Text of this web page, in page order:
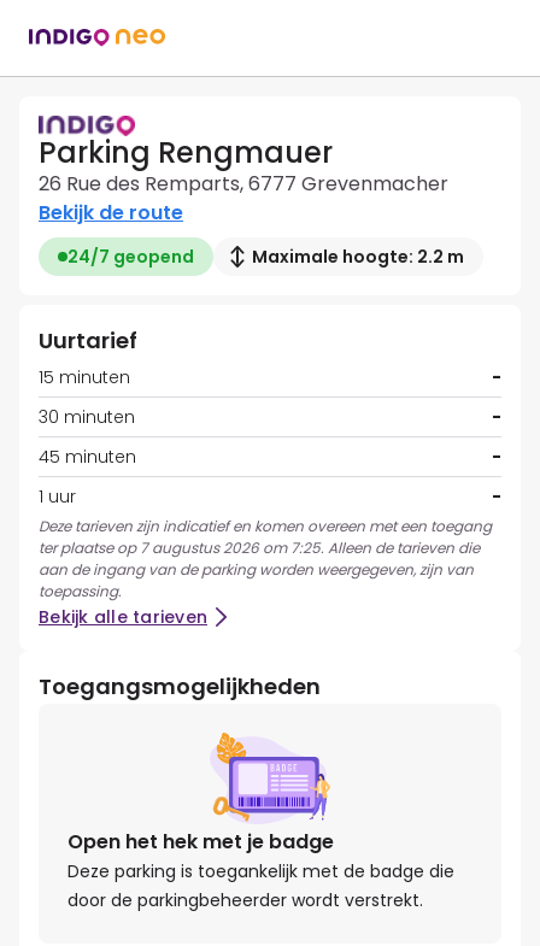
Parking Rengmauer
26 Rue des Remparts, 6777 Grevenmacher
Bekijk de route
24/7 geopend Maximale hoogte: 2.2 m
Uurtarief
15 minuten
-
30 minuten
-
45 minuten
-
1 uur
-
Deze tarieven zijn indicatief en komen overeen met een toegang
ter plaatse op 7 augustus 2026 om 7:25. Alleen de tarieven die
aan de ingang van de parking worden weergegeven, zijn van
toepassing.
Bekijk alle tarieven
Toegangsmogelijkheden
Open het hek met je badge
Deze parking is toegankelijk met de badge die
door de parkingbeheerder wordt verstrekt.